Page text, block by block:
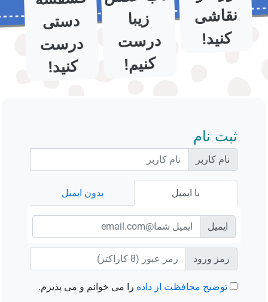
کنید!
زیبا
کنیم! کنید!
ثبت نام
نام کاربر
با ایمیل بدون ایمیل
ایمیل
رمز ورود
توضیح محافظت از داده را می خوانم و می پذیرم.